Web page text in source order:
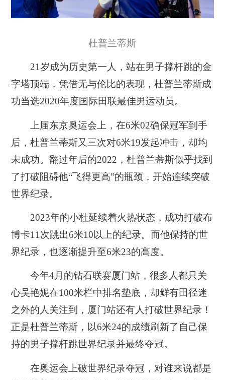
杜普兰蒂斯
21岁成为历史第一人，站在男子撑杆跳的金
字塔顶端，凭借无与伦比的表现，杜普兰蒂斯成
功当选2020年度国际田联最佳男运动员。
上届东京奥运会上，在6米02确保冠军到手
后，杜普兰蒂斯又三次对6米19发起冲击，却均
未成功。翻过年后的2022，杜普兰蒂斯似乎找到
了打破阻碍他“飞得更高”的瓶颈，开始连续突破
世界纪录。
2023年的小杜延续着火热状态， 成功打破布
博卡11次跳出6米10以上的纪录。而他保持的世
界纪录，也逐渐提升至6米23的高度。
今年4月的钻石联赛厦门站，很多人都只关
心吴艳妮在100米栏中排名垫底，却鲜有田径迷
之外的人关注到，厦门站还有人打破世界纪录！
正是杜普兰蒂斯，以6米24的成绩刷新了自己保
持的男子撑杆跳世界纪录并最终夺冠。
在奥运会上破世界纪录夺冠，对谁来说都是